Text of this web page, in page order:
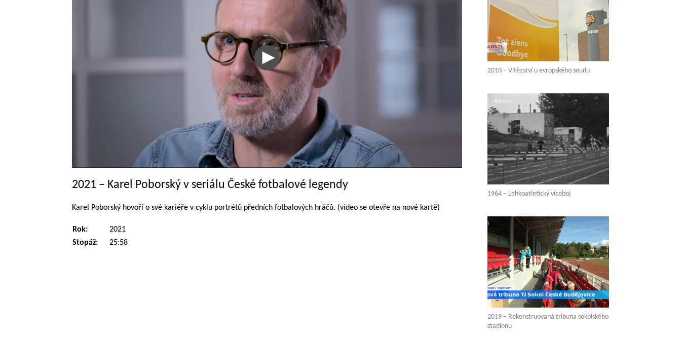
2021 – Karel Poborský v seriálu České fotbalové legendy
Karel Poborský hovoří o své kariéře v cyklu portrétů předních fotbalových hráčů. (video se otevře na nové kartě)
Rok:
2021
Stopáž:
25:58
2010 – Vítězství u evropského soudu
1964 – Lehkoatletický víceboj
2019 – Rekonstruovaná tribuna sokolského
stadionu